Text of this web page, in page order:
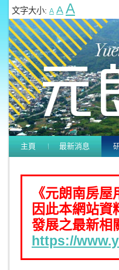
文字大小: A A A
主頁 最新消息
《元朗南房
因此本網站資
發展之最新相
https://